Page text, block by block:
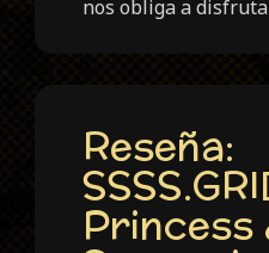
nos obliga a
Reseña:
Princess